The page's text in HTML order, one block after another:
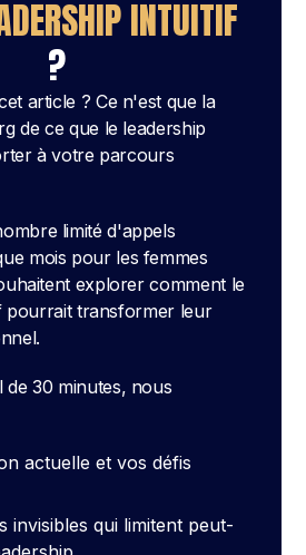
INTUITIF
?
article ? Ce n'est que la
de ce que le leadership
à votre parcours
limité d'appels
mois pour les femmes
explorer comment le
pourrait transformer leur
30 minutes, nous
actuelle et vos défis
invisibles qui limitent peut-